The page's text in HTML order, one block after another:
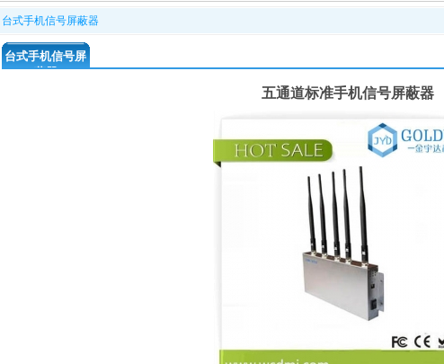
台式手机信号屏蔽器
台式手机信号屏
蔽器
五通道标准手机信号屏蔽器